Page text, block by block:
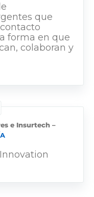
que
forma en que
colaboran y
e Insurtech –